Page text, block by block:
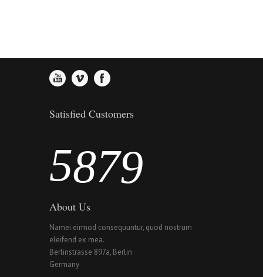
Satisfied Customers
3
4
5
6
7
8
5
6
7
7
8
9
About Us
Namei eirmod consequuntur, quod nostrum
eleifend ex mea.
Berlinstrasse 897a, Berlin
Germany